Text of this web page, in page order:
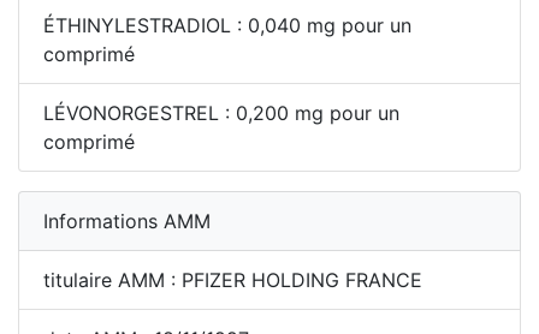
ÉTHINYLESTRADIOL : 0,040 mg pour un
comprimé
LÉVONORGESTREL : 0,200 mg pour un
comprimé
Informations AMM
titulaire AMM : PFIZER HOLDING FRANCE